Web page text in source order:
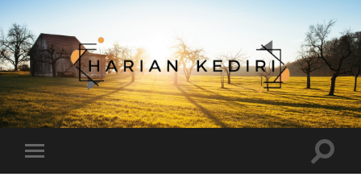
Harian
Kediri
mobile
Toggle